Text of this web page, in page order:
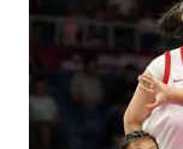
WN
CIANJUR